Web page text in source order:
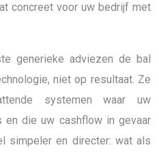
concreet voor uw bedrijf met
generieke adviezen de bal
niet op resultaat. Ze
systemen waar uw
die uw cashflow in gevaar
simpeler en directer: wat als